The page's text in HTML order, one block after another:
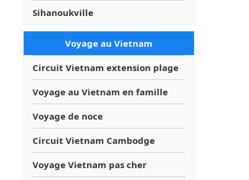
Sihanoukville
Voyage au Vietnam
Circuit Vietnam extension plage
Voyage au Vietnam en famille
Voyage de noce
Circuit Vietnam Cambodge
Voyage Vietnam pas cher